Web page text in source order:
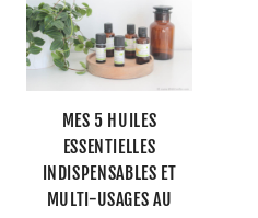
MES 5 HUILES
ESSENTIELLES
INDISPENSABLES ET
MULTI-USAGES AU